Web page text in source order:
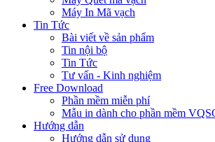
Máy In Mã vạch
Tin Tức
Bài viết về sản phẩm
Tin nội bộ
Tin Tức
Tư vấn - Kinh nghiệm
Free Download
Phần mềm miễn phí
Mẫu in dành cho phần mềm
Hướng dẫn
Hướng dẫn sử dụng